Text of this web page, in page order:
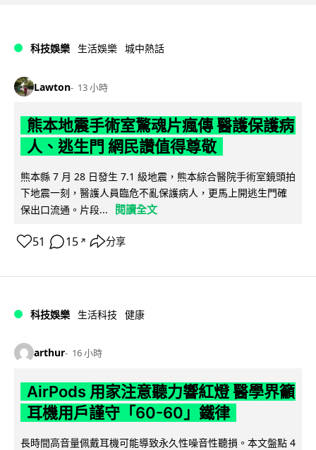
科技娛樂 生活娛樂 城中熱話
Lawton 13 小時
熊本地震手術室驚魂片瘋傳 醫護保護病
人、逃生門 網民讚值得尊敬
熊本縣 7 月 28 日發生 7.1 級地震，熊本綜合醫院手術室鏡頭拍
下地震一刻，醫護人員臨危不亂保護病人，更馬上開逃生門確
保出口流通。片段...
閱讀全文
51 15 ↗ 分享
科技娛樂 生活科技 健康
arthur 16 小時
AirPods 用家注意聽力響紅燈 醫學界籲
耳機用戶謹守「60-60」鐵律
長時間高音量佩戴耳機可能導致永久性噪音性聽損。本文盤點 4